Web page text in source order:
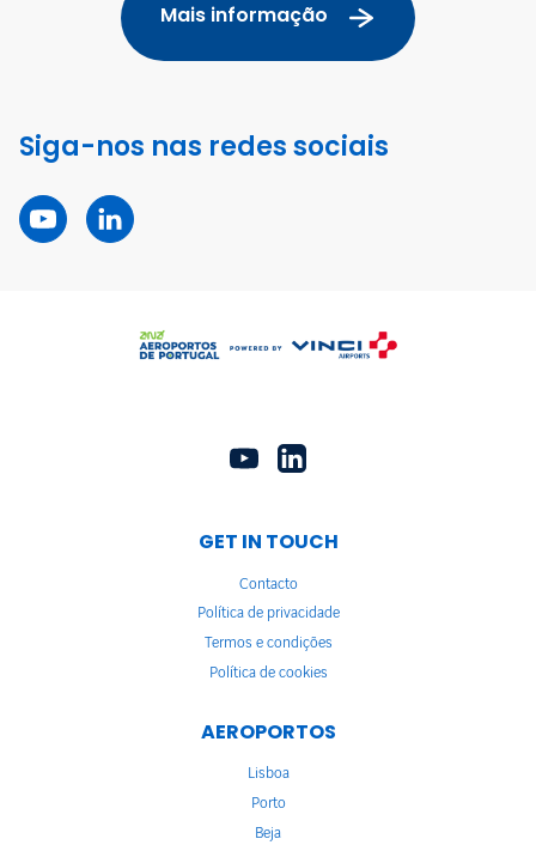
Mais informação
Siga-nos nas redes sociais
GET IN TOUCH
Contacto
Política de privacidade
Termos e condições
Política de cookies
AEROPORTOS
Lisboa
Porto
Beja